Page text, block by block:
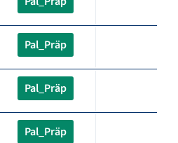
Pal_Präp
Pal_Präp
Pal_Präp